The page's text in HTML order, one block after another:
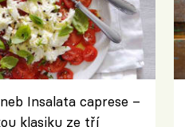
Insalata caprese –
klasiku ze tří